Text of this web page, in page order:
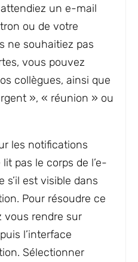
un e-mail
ou de votre
ne souhaitiez pas
vous pouvez
collègues, ainsi que
», « réunion » ou
les notifications
pas le corps de l’e-
s’il est visible dans
Pour résoudre ce
vous rendre sur
l’interface
Sélectionner